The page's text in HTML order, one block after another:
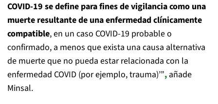
COVID-19 se define para fines de vigilancia como una
muerte resultante de una enfermedad clínicamente
compatible, en un caso COVID-19 probable o
confirmado, a menos que exista una causa alternativa
de muerte que no pueda estar relacionada con la
enfermedad COVID (por ejemplo, trauma)’”, añade
Minsal.